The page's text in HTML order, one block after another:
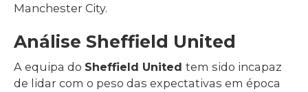
Manchester City.
Análise Sheffield United
A equipa do Sheffield United tem sido incapaz
de lidar com o peso das expectativas em época